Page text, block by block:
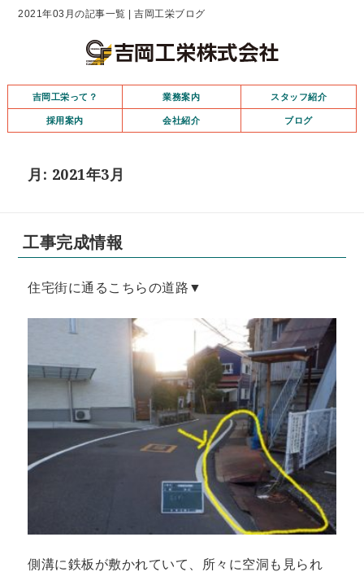
2021年03月の記事一覧 | 吉岡工栄ブログ
吉岡工栄って？ 業務案内 スタッフ紹介
採用案内 会社紹介 ブログ
月: 2021年3月
工事完成情報
住宅街に通るこちらの道路▼
側溝に鉄板が敷かれていて、所々に空洞も見られ